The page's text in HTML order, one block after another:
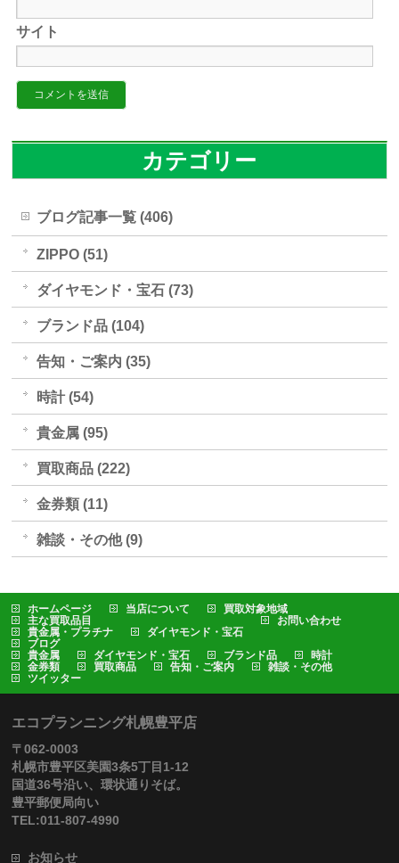
サイト
カテゴリー
ブログ記事一覧 (406)
ZIPPO (51)
ダイヤモンド・宝石 (73)
ブランド品 (104)
告知・ご案内 (35)
時計 (54)
貴金属 (95)
買取商品 (222)
金券類 (11)
雑談・その他 (9)
ホームページ 当店について
買取対象地域
主な買取品目
貴金属・プラチナ
ダイヤモンド・宝石
お問い合わせ
ブログ
貴金属
ダイヤモンド・宝石 ブランド品
時計
金券類
買取商品 告知・ご案内
雑談・その他
ツイッター
エコプランニング札幌豊平店
〒062-0003
札幌市豊平区美園3条5丁目1-12
国道36号沿い、環状通りそば。
豊平郵便局向い
TEL:011-807-4990
お知らせ